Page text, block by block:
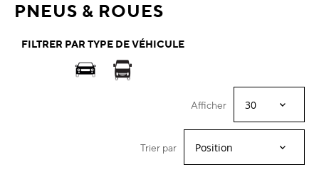
PNEUS & ROUES
FILTRER PAR TYPE DE VÉHICULE
Afficher
Trier par